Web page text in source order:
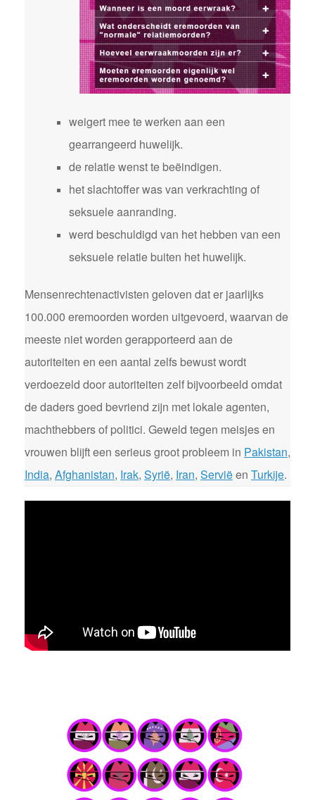
weigert mee te werken aan een
gearrangeerd huwelijk.
de relatie wenst te beëindigen.
het slachtoffer was van verkrachting of
seksuele aanranding.
werd beschuldigd van het hebben van een
seksuele relatie buiten het huwelijk.
Mensenrechtenactivisten geloven dat er jaarlijks
100.000 eremoorden worden uitgevoerd, waarvan de
meeste niet worden gerapporteerd aan de
autoriteiten en een aantal zelfs bewust wordt
verdoezeld door autoriteiten zelf bijvoorbeeld omdat
de daders goed bevriend zijn met lokale agenten,
machthebbers of politici. Geweld tegen meisjes en
vrouwen blijft een serieus groot probleem in Pakistan,
India, Afghanistan, Irak, Syrië, Iran, Serviëen Turkije.